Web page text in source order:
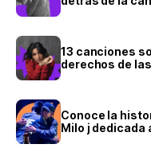
13 canciones
derechos de
Conoce la
Milo j dedicada